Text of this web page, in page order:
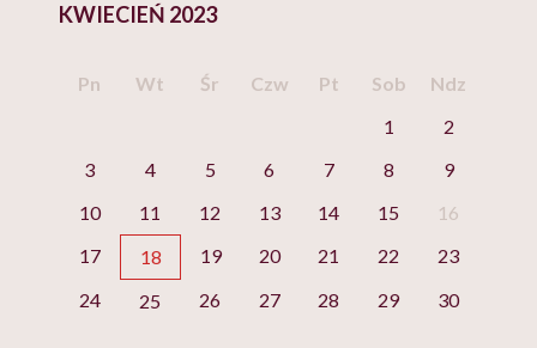
KWIECIEŃ 2023
Pn Wt Śr Czw Pt Sob
Ndz
1
2
3
4 5 6 7 8
9
10
11 12 13 14 15
16
17
18 19 20 21 22
23
24
25 26 27 28 29 30